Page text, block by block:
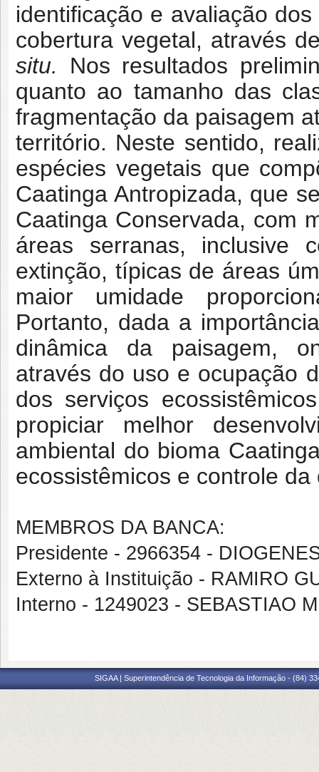
identificação e avaliação
cobertura vegetal, através
situ.
Nos resultados
quanto ao tamanho das
fragmentação da paisagem
território. Neste sentido,
espécies vegetais que
Caatinga Antropizada, que
Caatinga Conservada, com
áreas serranas, inclusive
extinção, típicas de áreas
maior umidade
Portanto, dada a
dinâmica da paisagem,
através do uso e ocupação
dos serviços
propiciar melhor
ambiental do bioma
ecossistêmicos e controle
MEMBROS DA BANCA:
Presidente - 2966354 -
Externo à Instituição - RAMIRO
Interno - 1249023 - SEBASTIAO
SIGAA | Superintendência de Tecnologia da Informação - (84)